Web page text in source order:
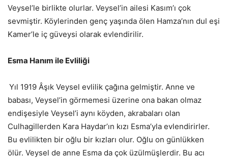
Veysel’le birlikte olurlar. Veysel’in ailesi Kasım’ı çok
sevmiştir. Köylerinden genç yaşında ölen Hamza’nın dul eşi
Kamer’le iç güveysi olarak evlendirilir.
Esma Hanım ile Evliliği
Yıl 1919 Âşık Veysel evlilik çağına gelmiştir. Anne ve
babası, Veysel’in görmemesi üzerine ona bakan olmaz
endişesiyle Veysel’i aynı köyden, akrabaları olan
Culhagillerden Kara Haydar’ın kızı Esma’yla evlendirirler.
Bu evlilikten bir oğlu bir kızları olur. Oğlu on günlükken
ölür. Veysel de anne Esma da çok üzülmüşlerdir. Bu acı